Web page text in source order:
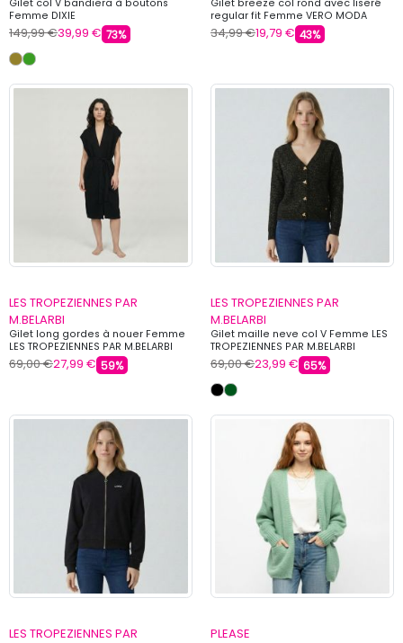
Gilet col V bandiera à boutons
Femme DIXIE
149,99 €39,99 € 73%
Gilet breeze col rond avec liseré
regular fit Femme VERO MODA
34,99 €19,79 € 43%
LES TROPEZIENNES PAR
M.BELARBI
Gilet long gordes à nouer Femme
LES TROPEZIENNES PAR M.BELARBI
69,00 €27,99 € 59%
LES TROPEZIENNES PAR
M.BELARBI
Gilet maille neve col V Femme LES
TROPEZIENNES PAR M.BELARBI
69,00 €23,99 € 65%
LES TROPEZIENNES PAR
PLEASE